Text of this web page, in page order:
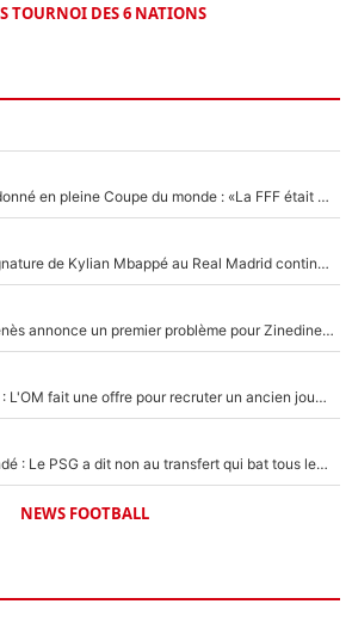
TOURNOI DES 6 NATIONS
Didier Deschamps abandonné en pleine Coupe du monde : «La FFF était déjà passée à Zinedine Zidane»
«C'est une fierté» : La signature de Kylian Mbappé au Real Madrid continue de régaler l'Espagne
Michael Olise : Pierre Ménès annonce un premier problème pour Zinedine Zidane en équipe de France
«C’est un très bon choix» : L'OM fait une offre pour recruter un ancien joueur du PSG... et c'est validé dans l'After Foot !
140M€ pour Yan Diomandé : Le PSG a dit non au transfert qui bat tous les records sur le mercato
NEWS FOOTBALL